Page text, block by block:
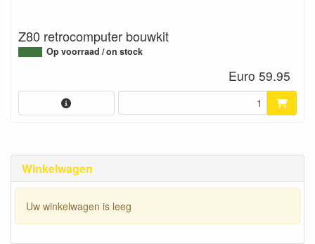
Winkelwagen
Uw winkelwagen is leeg
Z80 retrocomputer bouwkit
Op voorraad / on stock
Euro 59.95